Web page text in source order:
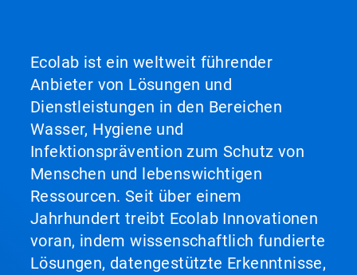
Ecolab ist ein weltweit führender
Anbieter von Lösungen und
Dienstleistungen in den Bereichen
Wasser, Hygiene und
Infektionsprävention zum Schutz von
Menschen und lebenswichtigen
Ressourcen. Seit über einem
Jahrhundert treibt Ecolab Innovationen
voran, indem wissenschaftlich fundierte
Lösungen, datengestützte Erkenntnisse,